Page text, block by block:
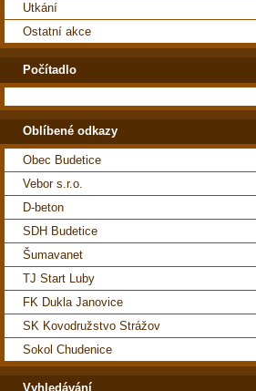
Utkání
Ostatní akce
Počítadlo
Oblíbené odkazy
Obec Budetice
Vebor s.r.o.
D-beton
SDH Budetice
Šumavanet
TJ Start Luby
FK Dukla Janovice
SK Kovodružstvo Strážov
Sokol Chudenice
Vyhledávání